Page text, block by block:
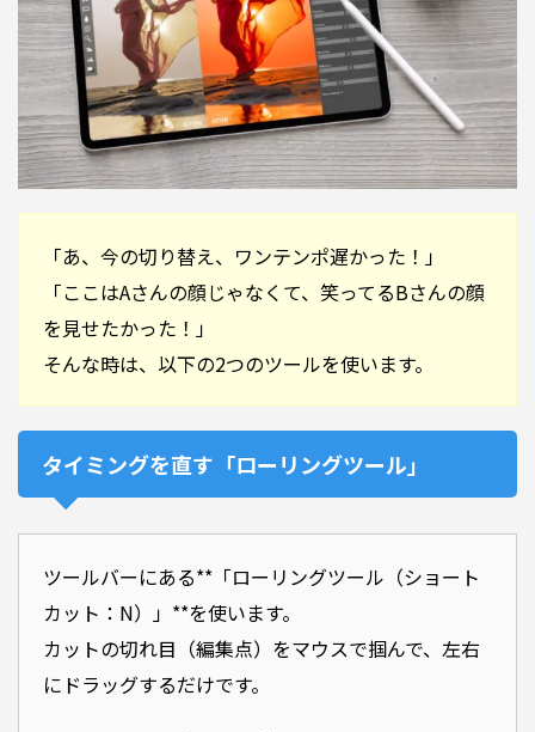
「あ、今の切り替え、ワンテンポ遅かった！」
「ここはAさんの顔じゃなくて、笑ってるBさんの顔
を見せたかった！」
そんな時は、以下の2つのツールを使います。
タイミングを直す「ローリングツール」
ツールバーにある**「ローリングツール（ショート
カット：N）」**を使います。
カットの切れ目（編集点）をマウスで掴んで、左右
にドラッグするだけです。